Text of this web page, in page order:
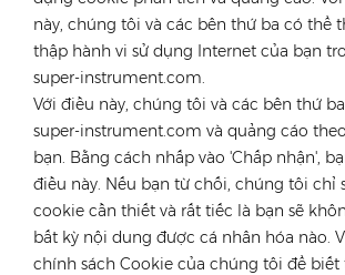
này, chúng tôi và các bên thứ ba có thể
thập hành vi sử dụng Internet của bạn
super-instrument.com.
Với điều này, chúng tôi và các bên thứ
super-instrument.com và quảng cáo
bạn. Bằng cách nhấp vào 'Chấp nhận',
điều này. Nếu bạn từ chối, chúng tôi chỉ
cookie cần thiết và rất tiếc là bạn sẽ
bất kỳ nội dung được cá nhân hóa nào.
chính sách Cookie của chúng tôi để
LIÊN HỆ CHÚNG TÔI
Bài Trước
Các tấm pin mặt trời mới đã đến
Bài Tiếp Theo
Growatt giúp bạn lắp đặt dễ dàng,
tận